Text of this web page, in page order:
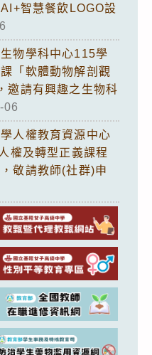
智慧餐飲LOGO設
物學科中心115學
「軟體動物解剖觀
邀請有興趣之生物科
06
人權教育資源中心
權及轉型正義課程
敬請教師(社群)申